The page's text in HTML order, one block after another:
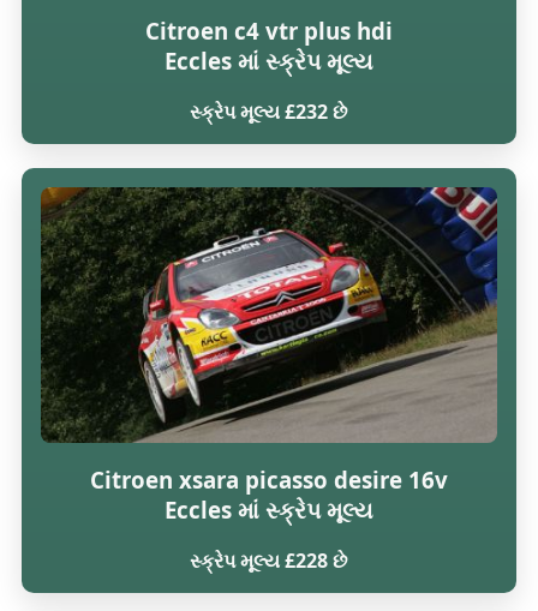
Citroen c4 vtr plus hdi
Eccles માં સ્ક્રેપ મૂલ્ય
સ્ક્રેપ મૂલ્ય £232 છે
Citroen xsara picasso desire 16v
Eccles માં સ્ક્રેપ મૂલ્ય
સ્ક્રેપ મૂલ્ય £228 છે